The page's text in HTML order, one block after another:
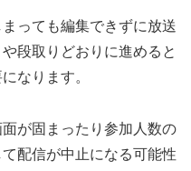
っても編集できずに放送
段取りどおりに進めると
なります。
が固まったり参加人数の
配信が中止になる可能性